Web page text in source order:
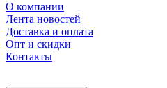
О компании
Лента новостей
Доставка и оплата
Опт и скидки
Контакты